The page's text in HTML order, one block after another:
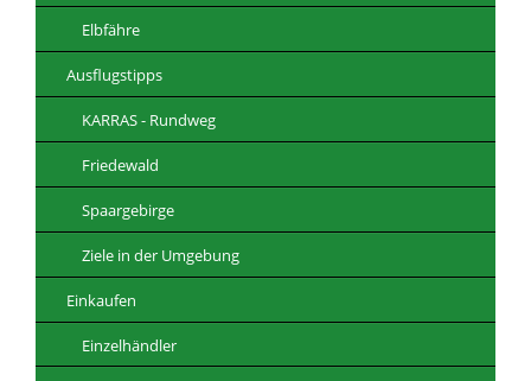
Elbfähre
Ausflugstipps
KARRAS - Rundweg
Friedewald
Spaargebirge
Ziele in der Umgebung
Einkaufen
Einzelhändler